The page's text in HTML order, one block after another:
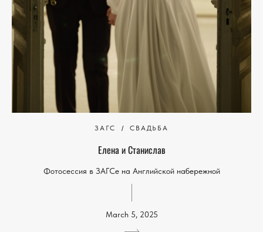
ЗАГС СВАДЬБА
Елена и Станислав
Фотосессия в ЗАГСе на Английской набережной
March 5, 2025